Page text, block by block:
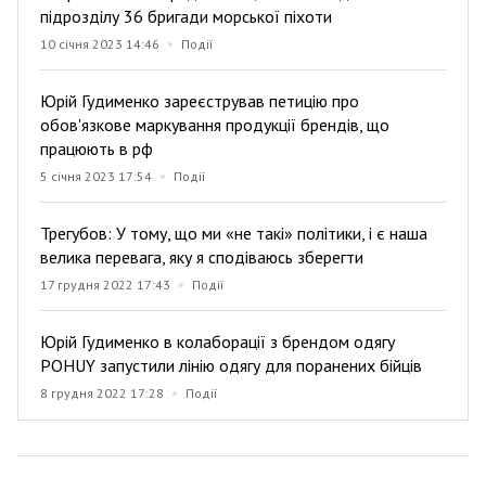
підрозділу 36 бригади морської піхоти
10 січня 2023 14:46 Події
Юрій Гудименко зареєстрував петицію про
обов'язкове маркування продукції брендів, що
працюють в рф
5 січня 2023 17:54 Події
Трегубов: У тому, що ми «не такі» політики, і є наша
велика перевага, яку я сподіваюсь зберегти
17 грудня 2022 17:43 Події
Юрій Гудименко в колаборації з брендом одягу
POHUY запустили лінію одягу для поранених бійців
8 грудня 2022 17:28 Події